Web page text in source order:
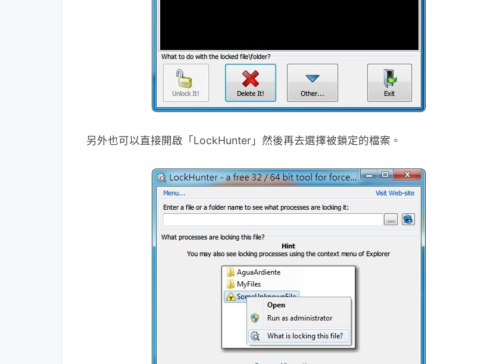
另外也可以直接開啟「LockHunter」然後再去選擇被鎖定的檔案。